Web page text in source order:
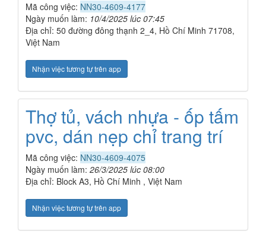
Mã công việc: NN30-4609-4177
Ngày muốn làm: 10/4/2025 lúc 07:45
Địa chỉ: 50 đường đông thạnh 2_4, Hồ Chí Minh 71708,
Việt Nam
Nhận việc tương tự trên app
Thợ tủ, vách nhựa - ốp tấm
pvc, dán nẹp chỉ trang trí
Mã công việc: NN30-4609-4075
Ngày muốn làm: 26/3/2025 lúc 08:00
Địa chỉ: Block A3, Hồ Chí Minh , Việt Nam
Nhận việc tương tự trên app